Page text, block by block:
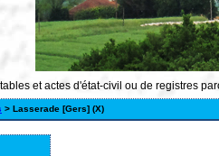
et actes d'état-civil ou de registres
> Lasserade [Gers] (X)